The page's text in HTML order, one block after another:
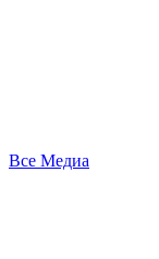
Все Медиа